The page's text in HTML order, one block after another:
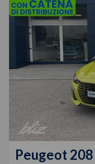
Peugeot 208